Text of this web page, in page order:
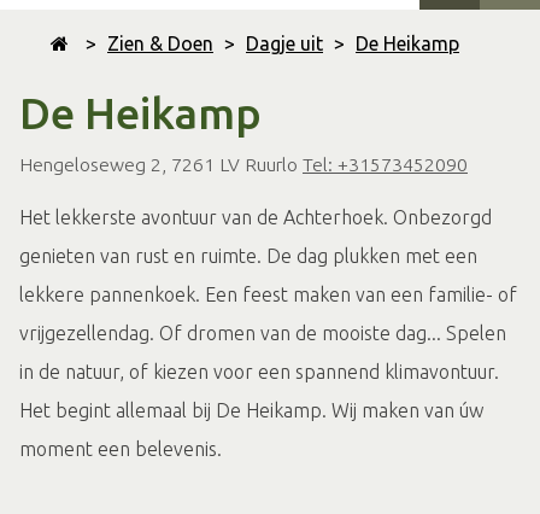
> Zien & Doen > Dagje uit > De Heikamp
De Heikamp
Hengeloseweg 2, 7261 LV Ruurlo Tel: +31573452090
Het lekkerste avontuur van de Achterhoek. Onbezorgd
genieten van rust en ruimte. De dag plukken met een
lekkere pannenkoek. Een feest maken van een familie- of
vrijgezellendag. Of dromen van de mooiste dag... Spelen
in de natuur, of kiezen voor een spannend klimavontuur.
Het begint allemaal bij De Heikamp. Wij maken van úw
moment een belevenis.